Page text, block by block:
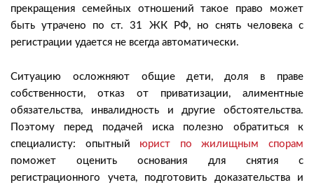
прекращения семейных отношений такое право может
быть утрачено по ст. 31 ЖК РФ, но снять человека с
регистрации удается не всегда автоматически.
Ситуацию осложняют общие дети, доля в праве
собственности, отказ от приватизации, алиментные
обязательства, инвалидность и другие обстоятельства.
Поэтому перед подачей иска полезно обратиться к
специалисту: опытный юрист по жилищным спорам
поможет оценить основания для снятия с
регистрационного учета, подготовить доказательства и